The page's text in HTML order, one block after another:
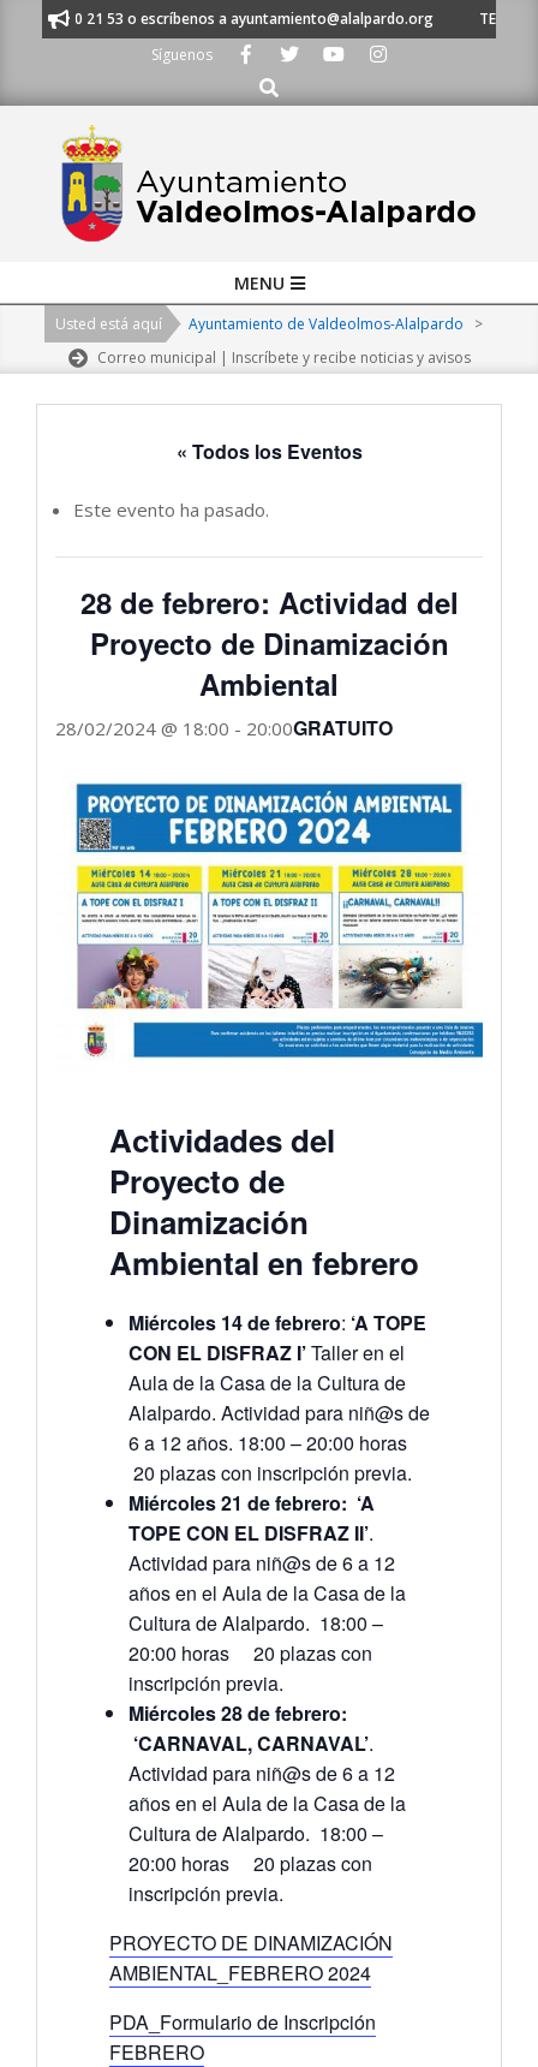
al 91 620 21 53 o escríbenos a ayuntamiento@alalpardo.org
TE
Síguenos
Buscar
Navigation
MENU
Usted está aquí Ayuntamiento de Valdeolmos-Alalpardo
>
Correo municipal | Inscríbete y recibe noticias y avisos
« Todos los Eventos
Este evento ha pasado.
28 de febrero: Actividad del
Proyecto de Dinamización
Ambiental
28/02/2024 @ 18:00 - 20:00GRATUITO
Actividades del
Proyecto de
Dinamización
Ambiental en febrero
Miércoles 14 de febrero: ‘A TOPE
CON EL DISFRAZ I’Taller en el
Aula de la Casa de la Cultura de
Alalpardo. Actividad para niñ@s de
6 a 12 años. 18:00 – 20:00 horas
20 plazas con inscripción previa.
Miércoles 21 de febrero: ‘A
TOPE CON EL DISFRAZ II’.
Actividad para niñ@s de 6 a 12
años en el Aula de la Casa de la
Cultura de Alalpardo. 18:00 –
20:00 horas 20 plazas con
inscripción previa.
Miércoles 28 de febrero:
‘CARNAVAL, CARNAVAL’.
Actividad para niñ@s de 6 a 12
años en el Aula de la Casa de la
Cultura de Alalpardo. 18:00 –
20:00 horas 20 plazas con
inscripción previa.
PROYECTO DE DINAMIZACIÓN
AMBIENTAL_FEBRERO 2024
PDA_Formulario de Inscripción
FEBRERO